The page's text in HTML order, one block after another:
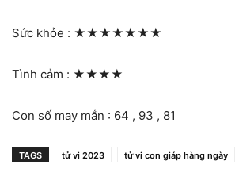
Sức khỏe : ★★★★★★★
Tình cảm : ★★★★
Con số may mắn : 64 , 93 , 81
TAGS tử vi 2023 tử vi con giáp hàng ngày